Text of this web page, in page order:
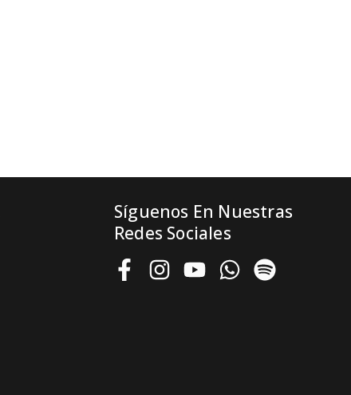
Síguenos En Nuestras
Redes Sociales